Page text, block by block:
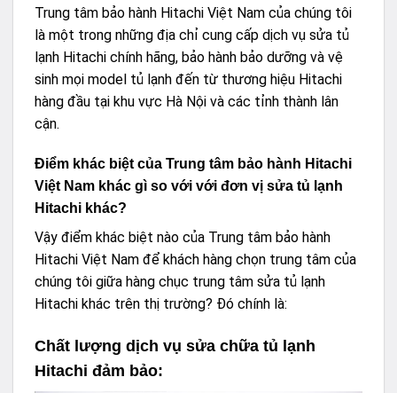
Trung tâm bảo hành Hitachi Việt Nam của chúng tôi
là một trong những địa chỉ cung cấp dịch vụ sửa tủ
lạnh Hitachi chính hãng, bảo hành bảo dưỡng và vệ
sinh mọi model tủ lạnh đến từ thương hiệu Hitachi
hàng đầu tại khu vực Hà Nội và các tỉnh thành lân
cận.
Điểm khác biệt của Trung tâm bảo hành Hitachi
Việt Nam khác gì so với với đơn vị sửa tủ lạnh
Hitachi khác?
Vậy điểm khác biệt nào của Trung tâm bảo hành
Hitachi Việt Nam để khách hàng chọn trung tâm của
chúng tôi giữa hàng chục trung tâm sửa tủ lạnh
Hitachi khác trên thị trường? Đó chính là:
Chất lượng dịch vụ sửa chữa tủ lạnh
Hitachi đảm bảo: